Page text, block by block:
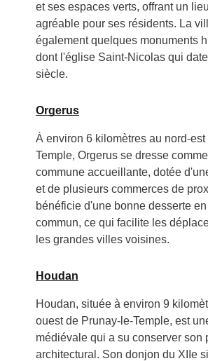
et ses espaces verts, offrant un
agréable pour ses résidents. La
également quelques monuments
dont l'église Saint-Nicolas qui
siècle.
Orgerus
À environ 6 kilomètres au nord-
Temple, Orgerus se dresse
commune accueillante, dotée
et de plusieurs commerces de
bénéficie d'une bonne desserte
commun, ce qui facilite les
les grandes villes voisines.
Houdan
Houdan, située à environ 9
ouest de Prunay-le-Temple, est
médiévale qui a su conserver son
architectural. Son donjon du XIIe